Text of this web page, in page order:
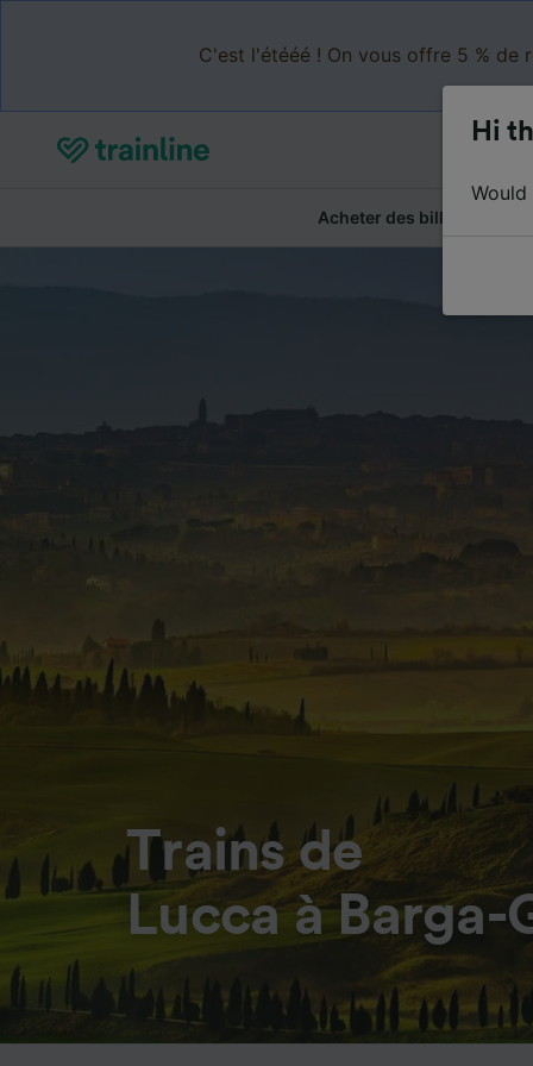
C'est l'étééé ! On vous offre 5 %
Acheter des billets
Trains de
Lucca à Barga-
Hi